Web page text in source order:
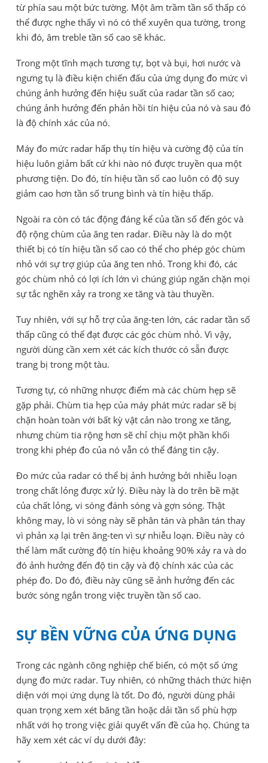
từ phía sau một bức tường. Một âm trầm tần số thấp có
thể được nghe thấy vì nó có thể xuyên qua tường, trong
khi đó, âm treble tần số cao sẽ khác.
Trong một tĩnh mạch tương tự, bọt và bụi, hơi nước và
ngưng tụ là điều kiện chiến đấu của ứng dụng đo mức vì
chúng ảnh hưởng đến hiệu suất của radar tần số cao;
chúng ảnh hưởng đến phản hồi tín hiệu của nó và sau đó
là độ chính xác của nó.
Máy đo mức radar hấp thụ tín hiệu và cường độ của tín
hiệu luôn giảm bất cứ khi nào nó được truyền qua một
phương tiện. Do đó, tín hiệu tần số cao luôn có độ suy
giảm cao hơn tần số trung bình và tín hiệu thấp.
Ngoài ra còn có tác động đáng kể của tần số đến góc và
độ rộng chùm của ăng ten radar. Điều này là do một
thiết bị có tín hiệu tần số cao có thể cho phép góc chùm
nhỏ với sự trợ giúp của ăng ten nhỏ. Trong khi đó, các
góc chùm nhỏ có lợi ích lớn vì chúng giúp ngăn chặn mọi
sự tắc nghẽn xảy ra trong xe tăng và tàu thuyền.
Tuy nhiên, với sự hỗ trợ của ăng-ten lớn, các radar tần số
thấp cũng có thể đạt được các góc chùm nhỏ. Vì vậy,
người dùng cần xem xét các kích thước có sẵn được
trang bị trong một tàu.
Tương tự, có những nhược điểm mà các chùm hẹp sẽ
gặp phải. Chùm tia hẹp của máy phát mức radar sẽ bị
chặn hoàn toàn với bất kỳ vật cản nào trong xe tăng,
nhưng chùm tia rộng hơn sẽ chỉ chịu một phần khối
trong khi phép đo của nó vẫn có thể đáng tin cậy.
Đo mức của radar có thể bị ảnh hưởng bởi nhiễu loạn
trong chất lỏng được xử lý. Điều này là do trên bề mặt
của chất lỏng, vi sóng đánh sóng và gợn sóng. Thật
không may, lò vi sóng này sẽ phân tán và phân tán thay
vì phản xạ lại trên ăng-ten vì sự nhiễu loạn. Điều này có
thể làm mất cường độ tín hiệu khoảng 90% xảy ra và do
đó ảnh hưởng đến độ tin cậy và độ chính xác của các
phép đo. Do đó, điều này cũng sẽ ảnh hưởng đến các
bước sóng ngắn trong việc truyền tần số cao.
SỰ BỀN VỮNG CỦA ỨNG DỤNG
Trong các ngành công nghiệp chế biến, có một số ứng
dụng đo mức radar. Tuy nhiên, có những thách thức hiện
diện với mọi ứng dụng là tốt. Do đó, người dùng phải
quan trọng xem xét băng tần hoặc dải tần số phù hợp
nhất với họ trong việc giải quyết vấn đề của họ. Chúng ta
hãy xem xét các ví dụ dưới đây: